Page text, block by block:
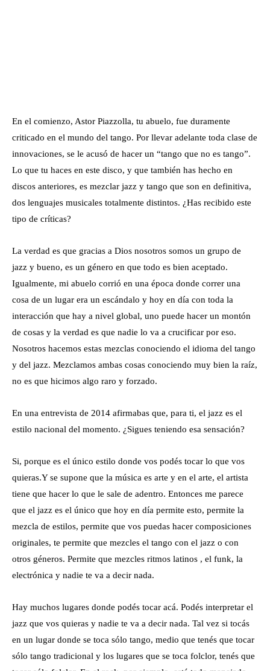
En el comienzo, Astor Piazzolla, tu abuelo, fue duramente
criticado en el mundo del tango. Por llevar adelante toda clase de
innovaciones, se le acusó de hacer un “tango que no es tango”.
Lo que tu haces en este disco, y que también has hecho en
discos anteriores, es mezclar jazz y tango que son en definitiva,
dos lenguajes musicales totalmente distintos. ¿Has recibido este
tipo de críticas?
La verdad es que gracias a Dios nosotros somos un grupo de
jazz y bueno, es un género en que todo es bien aceptado.
Igualmente, mi abuelo corrió en una época donde correr una
cosa de un lugar era un escándalo y hoy en día con toda la
interacción que hay a nivel global, uno puede hacer un montón
de cosas y la verdad es que nadie lo va a crucificar por eso.
Nosotros hacemos estas mezclas conociendo el idioma del tango
y del jazz. Mezclamos ambas cosas conociendo muy bien la raíz,
no es que hicimos algo raro y forzado.
En una entrevista de 2014 afirmabas que, para ti, el jazz es el
estilo nacional del momento. ¿Sigues teniendo esa sensación?
Si, porque es el único estilo donde vos podés tocar lo que vos
quieras.Y se supone que la música es arte y en el arte, el artista
tiene que hacer lo que le sale de adentro. Entonces me parece
que el jazz es el único que hoy en día permite esto, permite la
mezcla de estilos, permite que vos puedas hacer composiciones
originales, te permite que mezcles el tango con el jazz o con
otros géneros. Permite que mezcles ritmos latinos , el funk, la
electrónica y nadie te va a decir nada.
Hay muchos lugares donde podés tocar acá. Podés interpretar el
jazz que vos quieras y nadie te va a decir nada. Tal vez si tocás
en un lugar donde se toca sólo tango, medio que tenés que tocar
sólo tango tradicional y los lugares que se toca folclor, tenés que